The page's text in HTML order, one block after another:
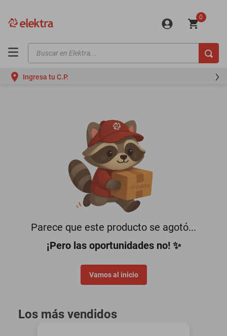
0
Buscar en Elektra...
Ingresa tu C.P.
Parece que este producto se agotó...
¡Pero las oportunidades no! ✨
Vamos al inicio
Los más vendidos
motos
oppo
motoneta